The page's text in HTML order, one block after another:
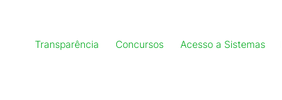
Transparência Concursos Acesso a Sistemas